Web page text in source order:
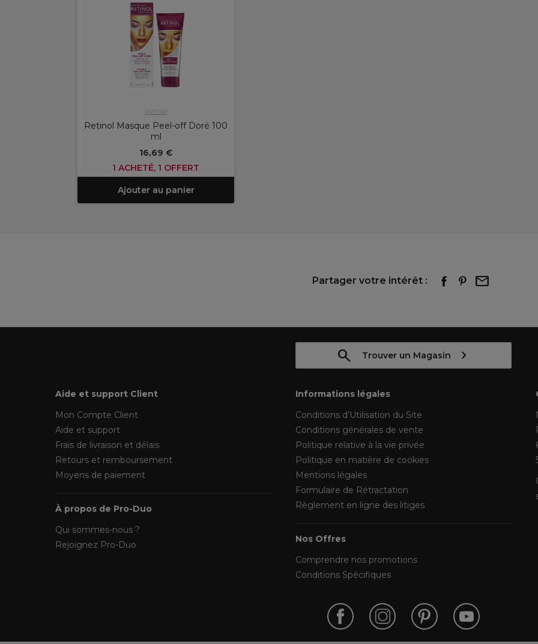
Retinol
Retinol Masque Peel-off Doré 100
ml
16,69 €
1 ACHETÉ, 1 OFFERT
Ajouter au panier
Partager votre intérêt :
Trouver un Magasin
Aide et support Client
Mon Compte Client
Aide et support
Frais de livraison et délais
Retours et remboursement
Moyens de paiement
À propos de Pro-Duo
Qui sommes-nous ?
Rejoignez Pro-Duo
Informations légales
Conditions d’Utilisation du Site
Conditions générales de vente
Politique relative à la vie privée
Politique en matière de cookies
Mentions légales
Formulaire de Rétractation
Règlement en ligne des litiges
Nos Offres
Comprendre nos promotions
Conditions Spécifiques